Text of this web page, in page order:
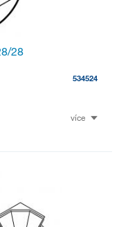
28
534524
více